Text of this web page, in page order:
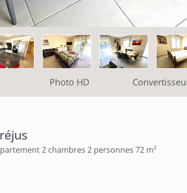
Photo HD
2 chambres 2 personnes 72 m²